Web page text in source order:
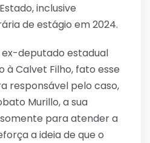
inclusive
de estágio em 2024.
deputado estadual
à Calvet Filho, fato esse
responsável pelo caso,
Murillo, a sua
para atender a
a ideia de que o